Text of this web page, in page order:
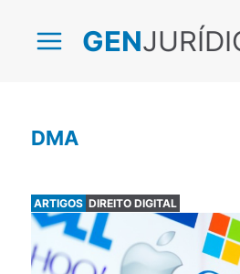
GEN
DMA
ARTIGOS DIREITO DIGITAL